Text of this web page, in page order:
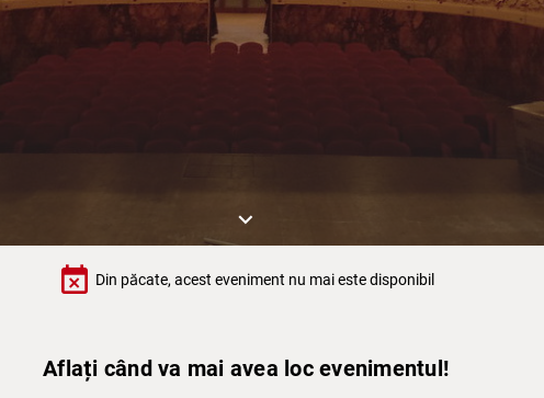
keyboard_arrow_down
event_busy Din păcate, acest eveniment nu mai este disponibil
Aflați când va mai avea loc evenimentul!